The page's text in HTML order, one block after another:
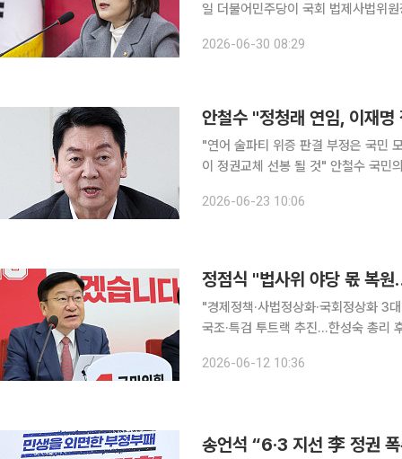
일 더불어민주당이 국회 법제사법위
변인은 이날 논평을 내고 "민주당의
2026-06-30 08:29
안철수 "정청래 연임, 이재
"연어 술파티 위증 판결 부정은 국민
이 정권교체 선봉 될 것" 안철수 국민의힘 의원은 23일 더불어민주당 정청래 대표를 겨냥해 "정청
스북에 '이재명 정부의 조기 레임덕,
2026-06-23 10:06
정점식 "법사위 야당 몫 복
"경제정책·사법정상화·국회정상화 3
국조·특검 투트랙 추진…한성숙 총리 후보 검증도 예고 정점식 국민
2026-06-12 10:36
송언석 “6·3 지선 李 정권